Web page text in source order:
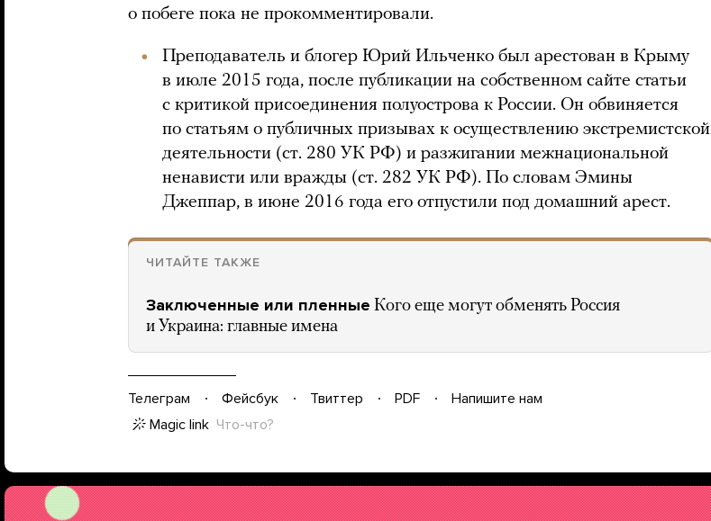
о побеге пока не прокомментировали.
Преподаватель и блогер Юрий Ильченко был арестован в Крыму
в июле 2015 года, после публикации на собственном сайте статьи
с критикой присоединения полуострова к России. Он обвиняется
по статьям о публичных призывах к осуществлению экстремистской
деятельности (ст. 280 УК РФ) и разжигании межнациональной
ненависти или вражды (ст. 282 УК РФ). По словам Эмины
Джеппар, в июне 2016 года его отпустили под домашний арест.
ЧИТАЙТЕ ТАКЖЕ
Заключенные или пленные Кого еще могут обменять Россия
и Украина: главные имена
Телеграм Фейсбук Твиттер PDF
Напишите нам
Magic link Что-что?